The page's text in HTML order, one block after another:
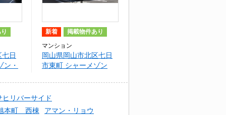
日
ン・
新着 掲載物件あり
マンション
岡山県岡山市北区七日
市東町 シャーメゾン
ヒリバーサイド
本町 西棟
アマン・リョウ